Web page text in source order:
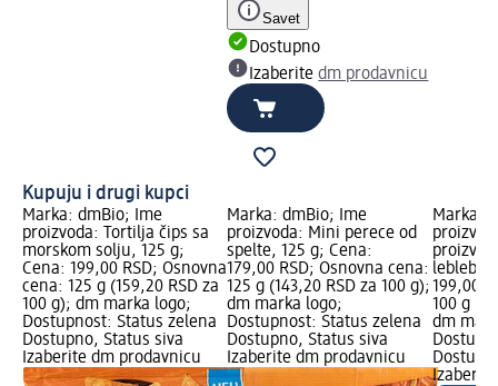
Savet
Dostupno
Izaberitedm prodavnicu
Kupuju i drugi kupci
Marka: dmBio; Ime
proizvoda: Tortilja čips sa
morskom solju, 125 g;
Cena: 199,00 RSD; Osnovna
cena: 125 g (159,20 RSD za
100 g); dm marka logo;
Dostupnost: Status zelena
Dostupno, Status siva
Izaberite dm prodavnicu
Marka: dmBio; Ime
proizvoda: Mini perece od
spelte, 125 g; Cena:
179,00 RSD; Osnovna cena:
125 g (143,20 RSD za 100 g);
dm marka logo;
Dostupnost: Status zelena
Dostupno, Status siva
Izaberite dm prodavnicu
Marka:
199,00
100 g
dm